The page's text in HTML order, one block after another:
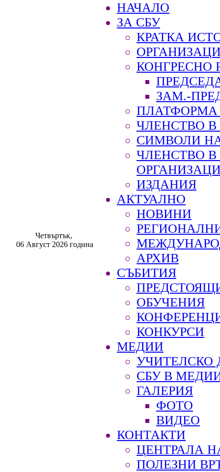
Четвъртък,
06 Август 2026 година
НАЧАЛО
ЗА СБУ
КРАТКА
КОНГРЕСНО
ЗАМ.-
ПЛАТФОРМА
ЧЛЕНСТВО В
СИМВОЛИ
ЧЛЕНСТВО
ИЗДАНИЯ
АКТУАЛНО
НОВИНИ
АРХИВ
СЪБИТИЯ
ОБУЧЕНИЯ
КОНКУРСИ
МЕДИИ
УЧИТЕЛСКО
СБУ В
ГАЛЕРИЯ
ФОТО
ВИДЕО
КОНТАКТИ
ЦЕНТРАЛА
ПОЛЕЗНИ